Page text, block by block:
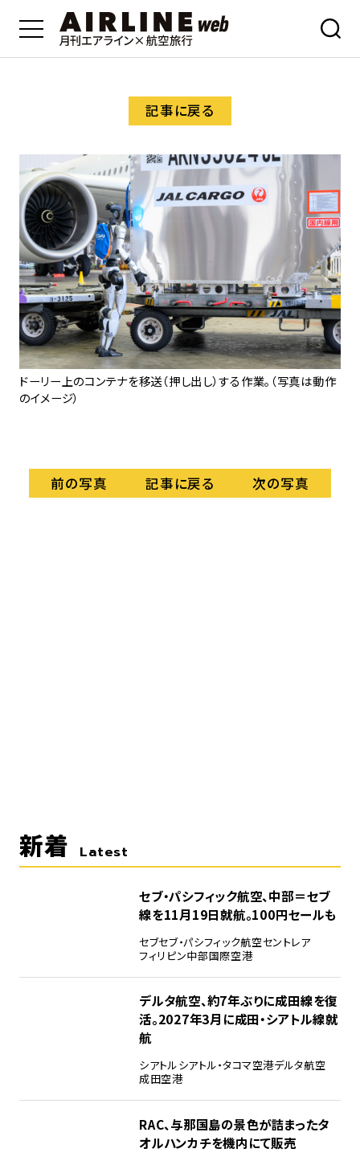
記事に戻る
ドーリー上のコンテナを移送（押し出し）する作業。（写真は動作
のイメージ）
前の写真 記事に戻る 次の写真
新着 Latest
セブ・パシフィック航空、中部＝セブ
線を11月19日就航。100円セールも
セブセブ・パシフィック航空セントレア
フィリピン中部国際空港
デルタ航空、約7年ぶりに成田線を復
活。2027年3月に成田・シアトル線就
航
シアトルシアトル・タコマ空港デルタ航空
成田空港
RAC、与那国島の景色が詰まったタ
オルハンカチを機内にて販売